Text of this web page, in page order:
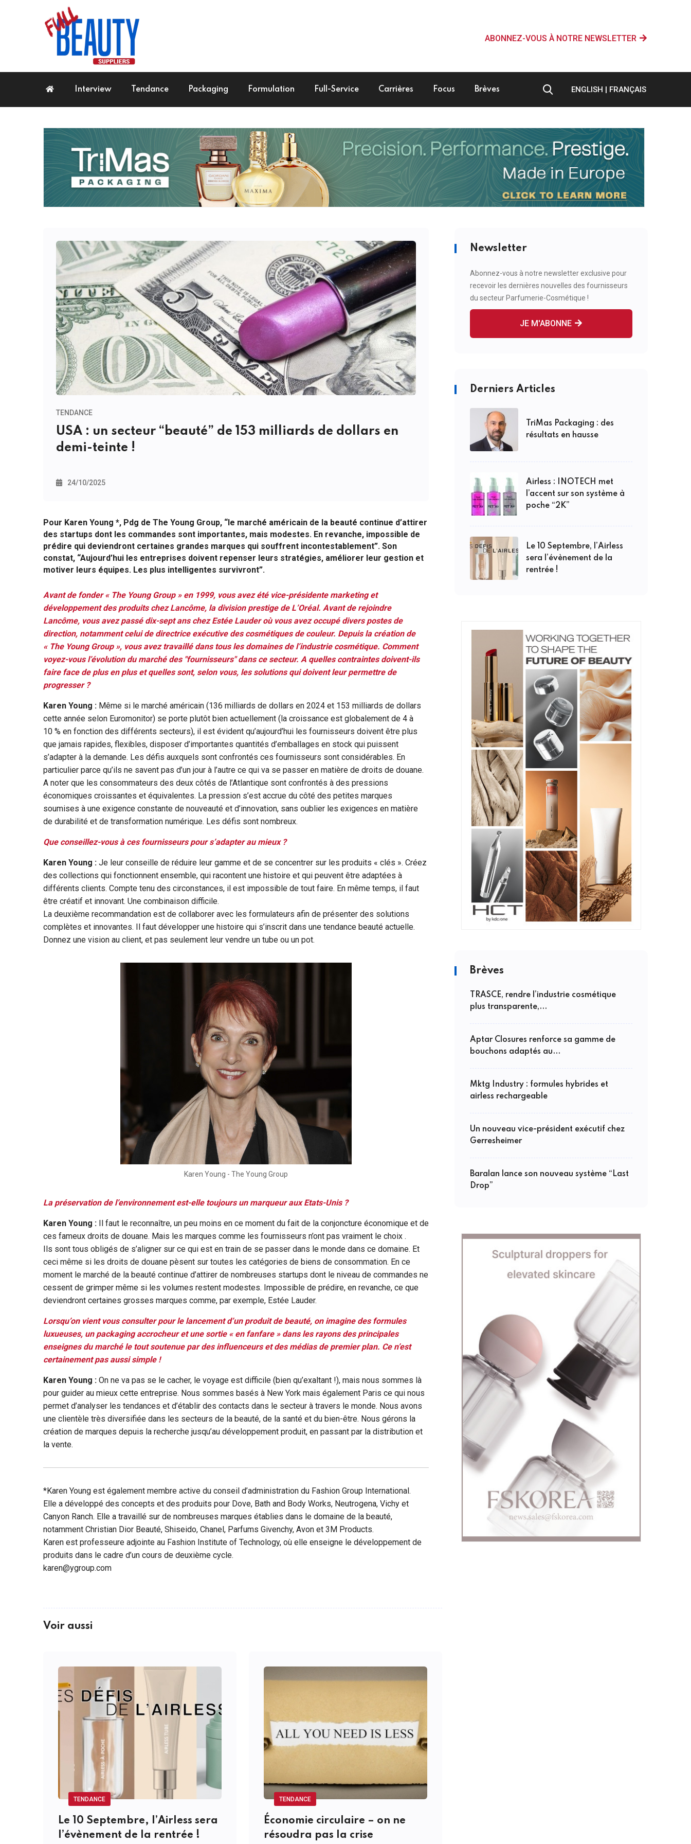
ABONNEZ-VOUS À NOTRE NEWSLETTER
Interview Tendance Packaging Formulation Full-Service Carrières Focus Brèves ENGLISH | FRANÇAIS
TENDANCE
USA : un secteur “beauté” de 153 milliards de dollars en
demi-teinte !
24/10/2025
Pour Karen Young *, Pdg de The Young Group, “le marché américain de la beauté continue d’attirer
des startups dont les commandes sont importantes, mais modestes. En revanche, impossible de
prédire qui deviendront certaines grandes marques qui souffrent incontestablement”. Son
constat, “Aujourd’hui les entreprises doivent repenser leurs stratégies, améliorer leur gestion et
motiver leurs équipes. Les plus intelligentes survivront”.
Avant de fonder « The Young Group » en 1999, vous avez été vice-présidente marketing et
développement des produits chez Lancôme, la division prestige de L’Oréal. Avant de rejoindre
Lancôme, vous avez passé dix-sept ans chez Estée Lauder où vous avez occupé divers postes de
direction, notamment celui de directrice exécutive des cosmétiques de couleur. Depuis la création de
« The Young Group », vous avez travaillé dans tous les domaines de l’industrie cosmétique. Comment
voyez-vous l’évolution du marché des "fournisseurs" dans ce secteur. A quelles contraintes doivent-ils
faire face de plus en plus et quelles sont, selon vous, les solutions qui doivent leur permettre de
progresser ?
Karen Young : Même si le marché américain (136 milliards de dollars en 2024 et 153 milliards de dollars
cette année selon Euromonitor) se porte plutôt bien actuellement (la croissance est globalement de 4 à
10 % en fonction des différents secteurs), il est évident qu’aujourd’hui les fournisseurs doivent être plus
que jamais rapides, flexibles, disposer d’importantes quantités d’emballages en stock qui puissent
s’adapter à la demande. Les défis auxquels sont confrontés ces fournisseurs sont considérables. En
particulier parce qu’ils ne savent pas d’un jour à l’autre ce qui va se passer en matière de droits de douane.
A noter que les consommateurs des deux côtés de l’Atlantique sont confrontés à des pressions
économiques croissantes et équivalentes. La pression s’est accrue du côté des petites marques
soumises à une exigence constante de nouveauté et d’innovation, sans oublier les exigences en matière
de durabilité et de transformation numérique. Les défis sont nombreux.
Que conseillez-vous à ces fournisseurs pour s’adapter au mieux ?
Karen Young : Je leur conseille de réduire leur gamme et de se concentrer sur les produits « clés ». Créez
des collections qui fonctionnent ensemble, qui racontent une histoire et qui peuvent être adaptées à
différents clients. Compte tenu des circonstances, il est impossible de tout faire. En même temps, il faut
être créatif et innovant. Une combinaison difficile.
La deuxième recommandation est de collaborer avec les formulateurs afin de présenter des solutions
complètes et innovantes. Il faut développer une histoire qui s’inscrit dans une tendance beauté actuelle.
Donnez une vision au client, et pas seulement leur vendre un tube ou un pot.
Karen Young - The Young Group
La préservation de l’environnement est-elle toujours un marqueur aux Etats-Unis ?
Karen Young : Il faut le reconnaître, un peu moins en ce moment du fait de la conjoncture économique et de
ces fameux droits de douane. Mais les marques comme les fournisseurs n’ont pas vraiment le choix .
Ils sont tous obligés de s’aligner sur ce qui est en train de se passer dans le monde dans ce domaine. Et
ceci même si les droits de douane pèsent sur toutes les catégories de biens de consommation. En ce
moment le marché de la beauté continue d’attirer de nombreuses startups dont le niveau de commandes ne
cessent de grimper même si les volumes restent modestes. Impossible de prédire, en revanche, ce que
deviendront certaines grosses marques comme, par exemple, Estée Lauder.
Lorsqu’on vient vous consulter pour le lancement d’un produit de beauté, on imagine des formules
luxueuses, un packaging accrocheur et une sortie « en fanfare » dans les rayons des principales
enseignes du marché le tout soutenue par des influenceurs et des médias de premier plan. Ce n’est
certainement pas aussi simple !
Karen Young : On ne va pas se le cacher, le voyage est difficile (bien qu’exaltant !), mais nous sommes là
pour guider au mieux cette entreprise. Nous sommes basés à New York mais également Paris ce qui nous
permet d’analyser les tendances et d’établir des contacts dans le secteur à travers le monde. Nous avons
une clientèle très diversifiée dans les secteurs de la beauté, de la santé et du bien-être. Nous gérons la
création de marques depuis la recherche jusqu’au développement produit, en passant par la distribution et
la vente.
*Karen Young est également membre active du conseil d’administration du Fashion Group International.
Elle a développé des concepts et des produits pour Dove, Bath and Body Works, Neutrogena, Vichy et
Canyon Ranch. Elle a travaillé sur de nombreuses marques établies dans le domaine de la beauté,
notamment Christian Dior Beauté, Shiseido, Chanel, Parfums Givenchy, Avon et 3M Products.
Karen est professeure adjointe au Fashion Institute of Technology, où elle enseigne le développement de
produits dans le cadre d’un cours de deuxième cycle.
karen@ygroup.com
Voir aussi
TENDANCE
Le 10 Septembre, l’Airless sera
l’évènement de la rentrée !
TENDANCE
Économie circulaire – on ne
résoudra pas la crise
Newsletter
Abonnez-vous à notre newsletter exclusive pour
recevoir les dernières nouvelles des fournisseurs
du secteur Parfumerie-Cosmétique !
JE M'ABONNE
Derniers Articles
TriMas Packaging : des
résultats en hausse
Airless : INOTECH met
l’accent sur son système à
poche “2K”
Le 10 Septembre, l’Airless
sera l’évènement de la
rentrée !
Brèves
TRASCE, rendre l’industrie cosmétique
plus transparente,...
Aptar Closures renforce sa gamme de
bouchons adaptés au...
Mktg Industry : formules hybrides et
airless rechargeable
Un nouveau vice-président exécutif chez
Gerresheimer
Baralan lance son nouveau système “Last
Drop”